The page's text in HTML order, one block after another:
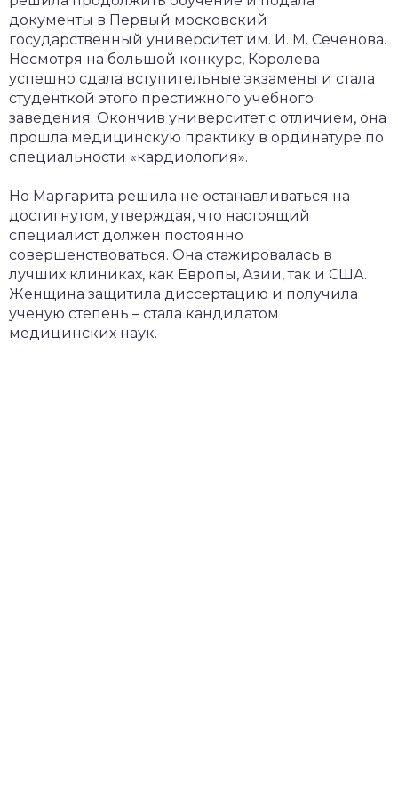
документы в Первый московский
государственный университет им. И. М. Сеченова.
Несмотря на большой конкурс, Королева
успешно сдала вступительные экзамены и стала
студенткой этого престижного учебного
заведения. Окончив университет с отличием, она
прошла медицинскую практику в ординатуре по
специальности «кардиология».
Но Маргарита решила не останавливаться на
достигнутом, утверждая, что настоящий
специалист должен постоянно
совершенствоваться. Она стажировалась в
лучших клиниках, как Европы, Азии, так и США.
Женщина защитила диссертацию и получила
ученую степень – стала кандидатом
медицинских наук.